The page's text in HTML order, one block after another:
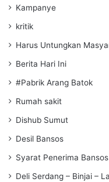
Kampanye
kritik
Harus Untungkan
Berita Hari Ini
#Pabrik Arang Batok
Rumah sakit
Dishub Sumut
Desil Bansos
Syarat Penerima Bansos
Deli Serdang – Binjai –